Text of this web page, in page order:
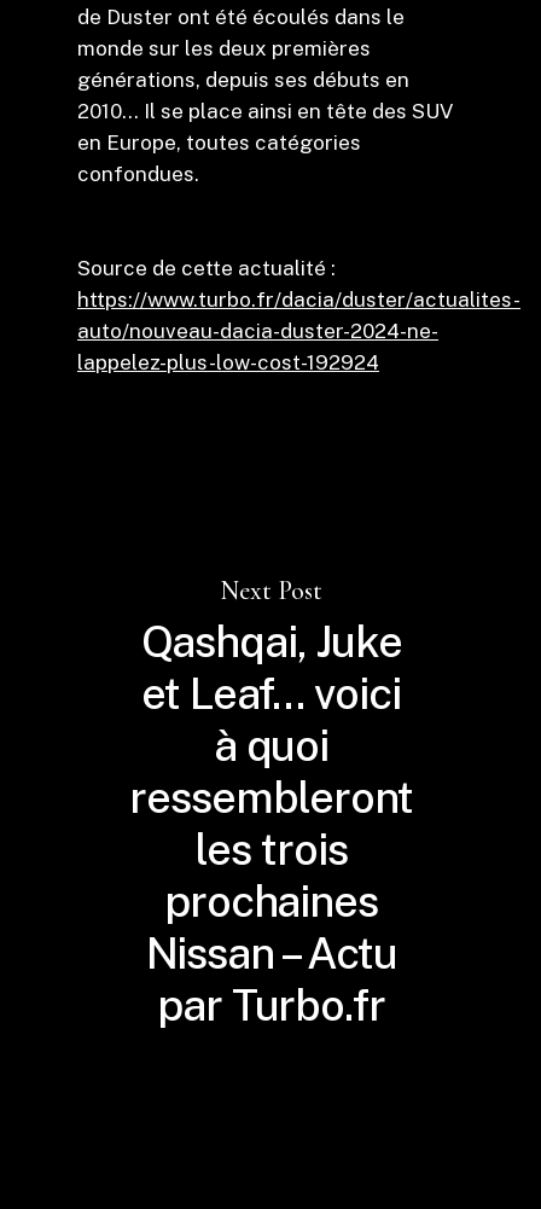
de Duster ont été écoulés dans le
monde sur les deux premières
générations, depuis ses débuts en
2010… Il se place ainsi en tête des SUV
en Europe, toutes catégories
confondues.
Source de cette actualité :
https://www.turbo.fr/dacia/duster/actualites-
auto/nouveau-dacia-duster-2024-ne-
lappelez-plus-low-cost-192924
Next Post
Qashqai, Juke
et Leaf… voici
à quoi
ressembleront
les trois
prochaines
Nissan – Actu
par Turbo.fr